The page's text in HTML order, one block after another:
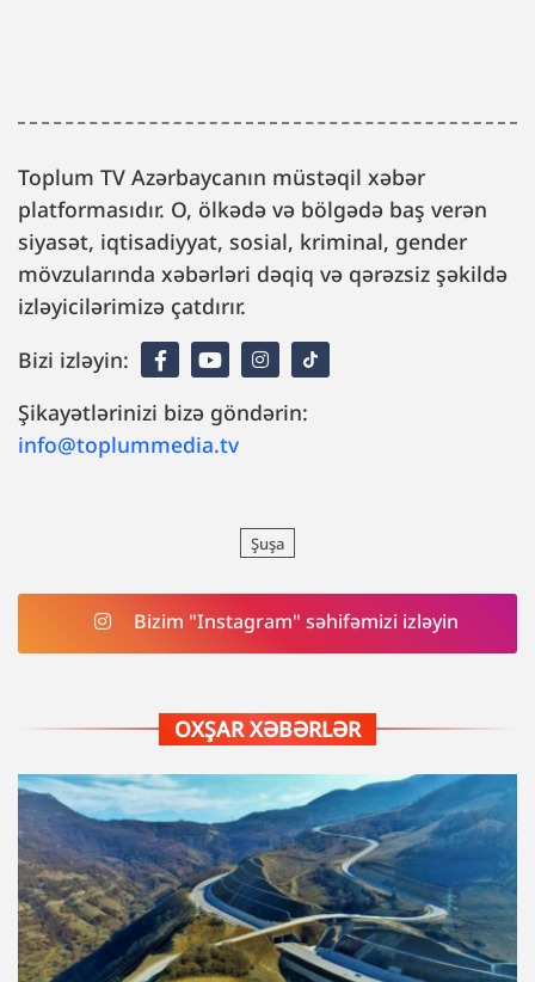
Toplum TV Azərbaycanın müstəqil xəbər
platformasıdır. O, ölkədə və bölgədə baş verən
siyasət, iqtisadiyyat, sosial, kriminal, gender
mövzularında xəbərləri dəqiq və qərəzsiz şəkildə
izləyicilərimizə çatdırır.
Bizi izləyin:
Şikayətlərinizi bizə göndərin:
info@toplummedia.tv
Şuşa
Bizim "Instagram" səhifəmizi izləyin
OXŞAR XƏBƏRLƏR